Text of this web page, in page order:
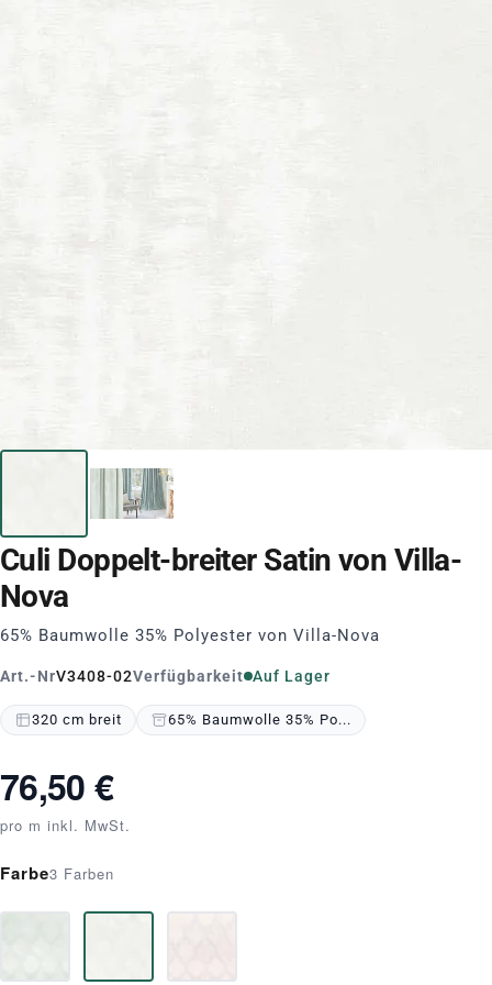
Culi Doppelt-breiter Satin von Villa-
Nova
65% Baumwolle 35% Polyester von Villa-Nova
Art.-NrV3408-02Verfügbarkeit Auf Lager
320 cm breit 65% Baumwolle 35% Po...
76,50 €
pro m inkl. MwSt.
Farbe3 Farben